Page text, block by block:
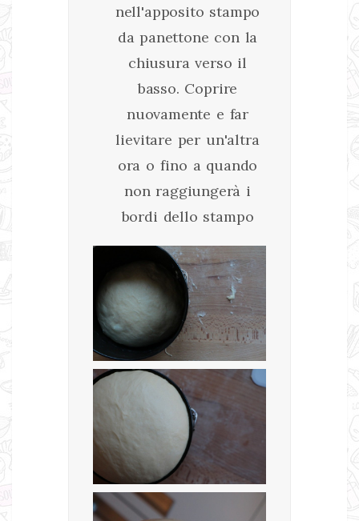
nell'apposito stampo
da panettone con la
chiusura verso il
basso. Coprire
nuovamente e far
lievitare per un'altra
ora o fino a quando
non raggiungerà i
bordi dello stampo